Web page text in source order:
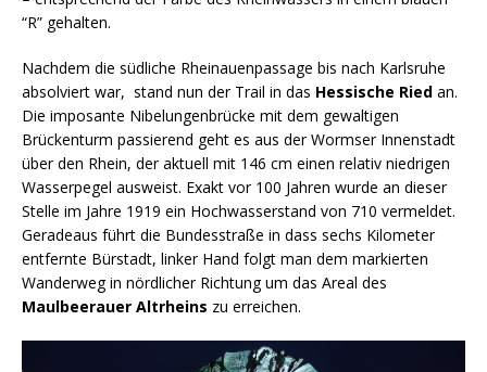
“R” gehalten.
Nachdem die südliche Rheinauenpassage bis nach Karlsruhe
absolviert war, stand nun der Trail in das Hessische Ried an.
Die imposante Nibelungenbrücke mit dem gewaltigen
Brückenturm passierend geht es aus der Wormser Innenstadt
über den Rhein, der aktuell mit 146 cm einen relativ niedrigen
Wasserpegel ausweist. Exakt vor 100 Jahren wurde an dieser
Stelle im Jahre 1919 ein Hochwasserstand von 710 vermeldet.
Geradeaus führt die Bundesstraße in dass sechs Kilometer
entfernte Bürstadt, linker Hand folgt man dem markierten
Wanderweg in nördlicher Richtung um das Areal des
Maulbeerauer Altrheins zu erreichen.